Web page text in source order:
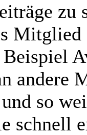
Mitglied
andere
so
schnell